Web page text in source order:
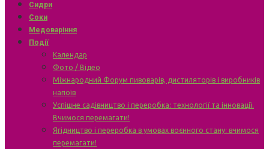
Сидри
Соки
Медоваріння
Події
Календар
Фото / Відео
Міжнародний Форум пивоварів, дистиляторів і виробників
напоїв
Успішне садівництво і переробка: технології та інновації.
Вчимося перемагати!
Ягідництво і переробка в умовах воєнного стану: вчимося
перемагати!